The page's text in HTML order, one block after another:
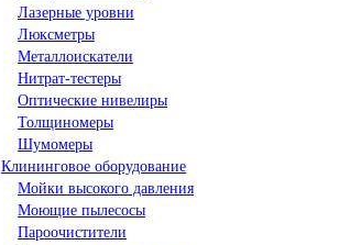
Лазерные уровни
Люксметры
Металлоискатели
Нитрат-тестеры
Оптические нивелиры
Толщиномеры
Шумомеры
Клининговое оборудование
Мойки высокого давления
Моющие пылесосы
Пароочистители